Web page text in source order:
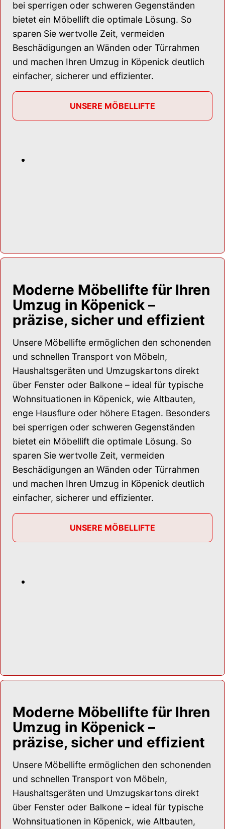
bei sperrigen oder schweren Gegenständen
bietet ein Möbellift die optimale Lösung. So
sparen Sie wertvolle Zeit, vermeiden
Beschädigungen an Wänden oder Türrahmen
und machen Ihren Umzug in Köpenick deutlich
einfacher, sicherer und effizienter.
UNSERE MÖBELLIFTE
Moderne Möbellifte für Ihren
Umzug in Köpenick –
präzise, sicher und effizient
Unsere Möbellifte ermöglichen den schonenden
und schnellen Transport von Möbeln,
Haushaltsgeräten und Umzugskartons direkt
über Fenster oder Balkone – ideal für typische
Wohnsituationen in Köpenick, wie Altbauten,
enge Hausflure oder höhere Etagen. Besonders
bei sperrigen oder schweren Gegenständen
bietet ein Möbellift die optimale Lösung. So
sparen Sie wertvolle Zeit, vermeiden
Beschädigungen an Wänden oder Türrahmen
und machen Ihren Umzug in Köpenick deutlich
einfacher, sicherer und effizienter.
UNSERE MÖBELLIFTE
Moderne Möbellifte für Ihren
Umzug in Köpenick –
präzise, sicher und effizient
Unsere Möbellifte ermöglichen den schonenden
und schnellen Transport von Möbeln,
Haushaltsgeräten und Umzugskartons direkt
über Fenster oder Balkone – ideal für typische
Wohnsituationen in Köpenick, wie Altbauten,